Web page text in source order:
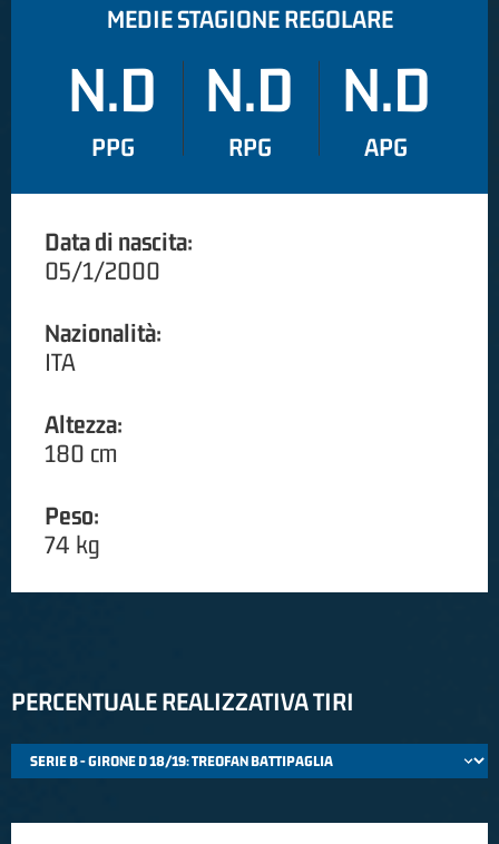
MEDIE STAGIONE REGOLARE
N.D
PPG
N.D
RPG
N.D
APG
Data di nascita:
05/1/2000
Nazionalità:
ITA
Altezza:
180 cm
Peso:
74 kg
PERCENTUALE REALIZZATIVA TIRI